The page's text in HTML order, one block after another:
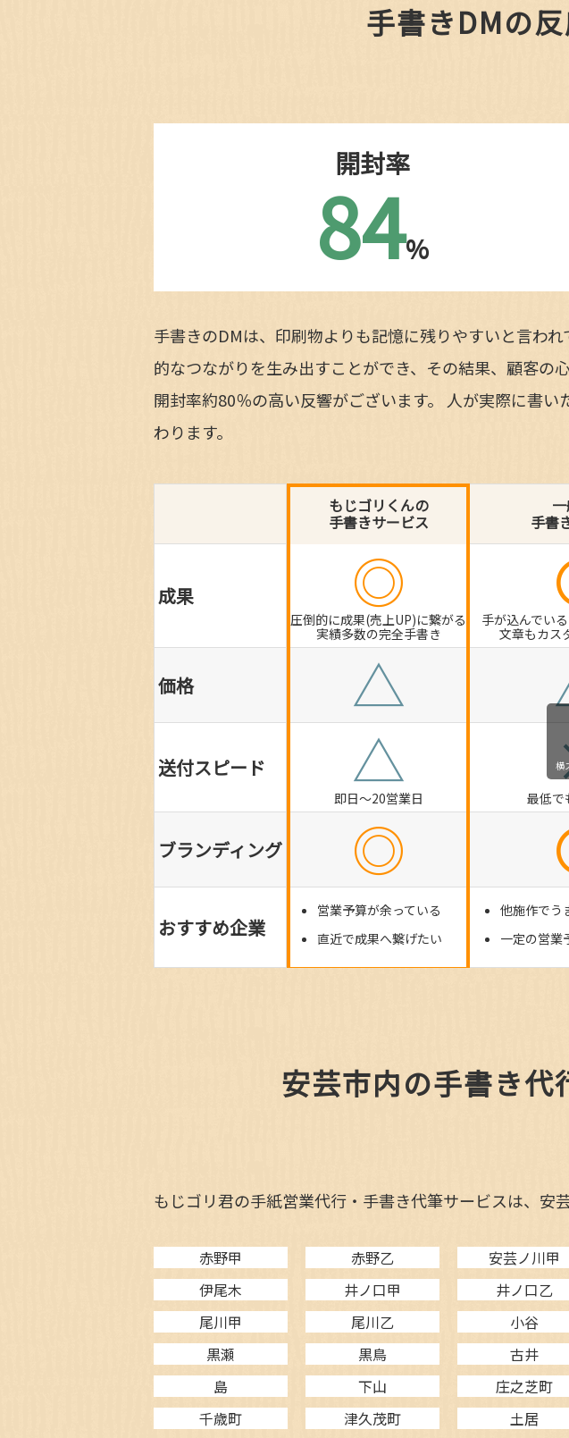
手書きDMの反
開封率
84%
手書きのDMは、印刷物よりも記憶に残りやすいと言わ
的なつながりを生み出すことができ、その結果、顧客の
開封率約80％の高い反響がございます。 人が実際に書
わります。
もじゴリくんの
手書きサービス 手書
成果 ◎
圧倒的に成果(売上UP)に繋がる
実績多数の完全手書き
手が込んでい
文章もカス
価格 △
送付スピード △
即日～20営業日 最低で
ブランディング ◎
おすすめ企業
営業予算が余っている
直近で成果へ繋げたい
他施作でう
一定の営業
横
安芸市内の手書き代
もじゴリ君の手紙営業代行・手書き代筆サービスは、安
赤野甲 赤野乙 安芸ノ川甲
伊尾木
井ノ口甲 井ノ口乙
尾川甲
尾川乙 小谷
黒瀬
黒鳥 古井
島
下山 庄之芝町
千歳町
津久茂町 土居